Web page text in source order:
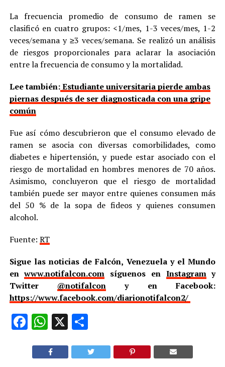
La frecuencia promedio de consumo de ramen se
clasificó en cuatro grupos: <1/mes, 1-3 veces/mes, 1-2
veces/semana y ≥3 veces/semana. Se realizó un análisis
de riesgos proporcionales para aclarar la asociación
entre la frecuencia de consumo y la mortalidad.
Lee también:Estudiante universitaria pierde ambas
piernas después de ser diagnosticada con una gripe
común
Fue así cómo descubrieron que el consumo elevado de
ramen se asocia con diversas comorbilidades, como
diabetes e hipertensión, y puede estar asociado con el
riesgo de mortalidad en hombres menores de 70 años.
Asimismo, concluyeron que el riesgo de mortalidad
también puede ser mayor entre quienes consumen más
del 50 % de la sopa de fideos y quienes consumen
alcohol.
Fuente: RT
Sigue las noticias de Falcón, Venezuela y el Mundo
enwww.notifalcon.com síguenos en Instagramy
Twitter @notifalcon y en Facebook:
https://www.facebook.com/diarionotifalcon2/
Facebook
WhatsApp
X Compartir